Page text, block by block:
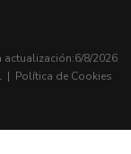
actualización:6/8/2026
| Política de Cookies